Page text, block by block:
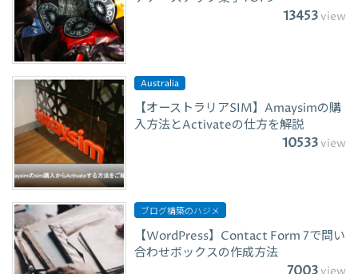
13453view
Australia
【オーストラリアSIM】Amaysimの購
入方法とActivateの仕方を解説
10533view
ブログ構築のハジメ
【WordPress】Contact Form 7で問い
合わせボックスの作成方法